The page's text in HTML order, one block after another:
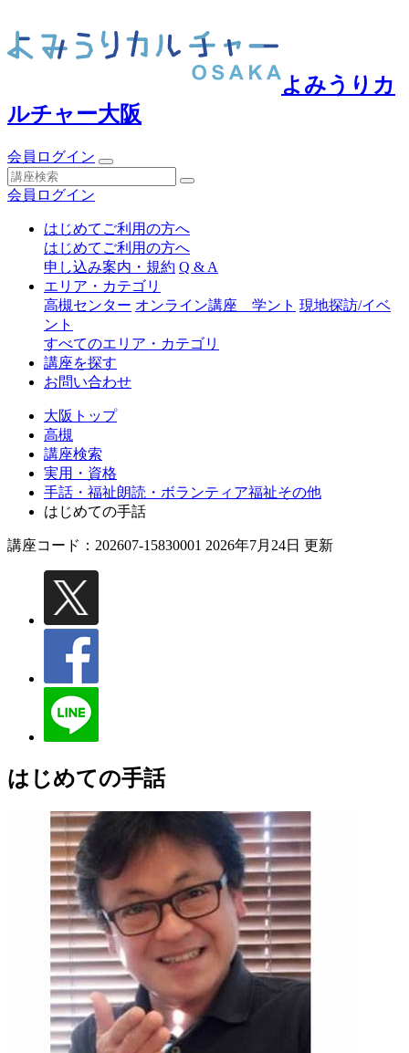
よみうりカ
ルチャー大阪
会員ログイン
会員ログイン
はじめてご利用の方へ
はじめてご利用の方へ
申し込み案内・規約 Q & A
エリア・カテゴリ
高槻センター オンライン講座 学ント 現地探訪/イベ
ント
すべてのエリア・カテゴリ
講座を探す
お問い合わせ
大阪トップ
高槻
講座検索
実用・資格
手話・福祉朗読・ボランティア福祉その他
はじめての手話
講座コード：202607-15830001 2026年7月24日 更新
はじめての手話